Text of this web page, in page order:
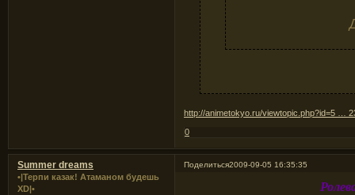
http://animetokyo.ru/viewtopic.php?id=5 …
0
Поделиться2009-09-05 16:35:35
Summer dreams
•|Терпи казак! Атаманом будешь
XD|•